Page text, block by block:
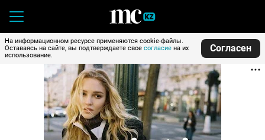
На информационном ресурсе применяются cookie-файлы.
Оставаясь на сайте, вы подтверждаете свое согласие на их
использование.
Согласен